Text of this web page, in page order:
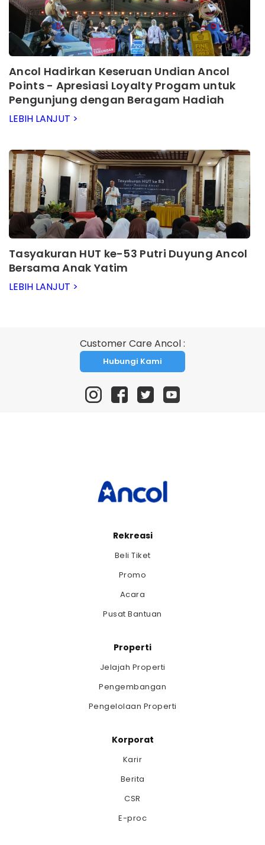
Ancol Hadirkan Keseruan Undian Ancol
Points - Apresiasi Loyalty Progam untuk
Pengunjung dengan Beragam Hadiah
Menarik
LEBIH LANJUT >
Tasyakuran HUT ke-53 Putri Duyung Ancol
Bersama Anak Yatim
LEBIH LANJUT >
Customer Care Ancol :
Hubungi Kami
Rekreasi
Beli Tiket
Promo
Acara
Pusat Bantuan
Properti
Jelajah Properti
Pengembangan
Pengelolaan Properti
Korporat
Karir
Berita
CSR
E-proc